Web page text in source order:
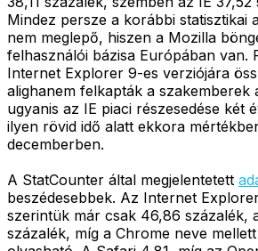
Mindez persze a korábbi statisztikai
nem meglepő, hiszen a Mozilla
felhasználói bázisa Európában van.
Internet Explorer 9-es verziójára
alighanem felkapták a szakemberek
ugyanis az IE piaci részesedése két
ilyen rövid idő alatt ekkora
decemberben.
A StatCounter által megjelentetett
beszédesebbek. Az Internet
szerintük már csak 46,86 százalék,
százalék, míg a Chrome neve